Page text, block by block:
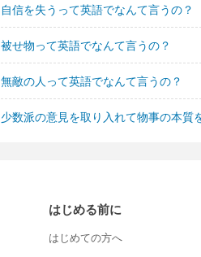
自信を失うって英語でなんて言うの？
被せ物って英語でなんて言うの？
無敵の人って英語でなんて言うの？
少数派の意見を取り入れて物事の本質
はじめる前に
はじめての方へ